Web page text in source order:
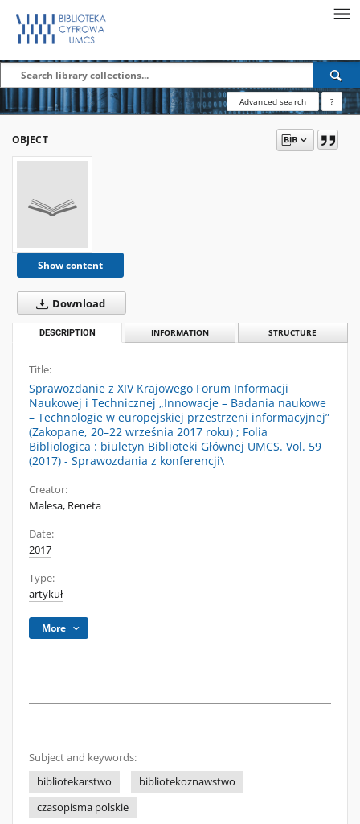
Advanced search ?
OBJECT
Show content
Download
DESCRIPTION INFORMATION STRUCTURE
Title:
Sprawozdanie z XIV Krajowego Forum Informacji
Naukowej i Technicznej „Innowacje – Badania naukowe
– Technologie w europejskiej przestrzeni informacyjnej”
(Zakopane, 20–22 września 2017 roku) ; Folia
Bibliologica : biuletyn Biblioteki Głównej UMCS. Vol. 59
(2017) - Sprawozdania z konferencji\
Creator:
Malesa, Reneta
Date:
2017
Type:
artykuł
More
Subject and keywords:
bibliotekarstwo
bibliotekoznawstwo
czasopisma polskie